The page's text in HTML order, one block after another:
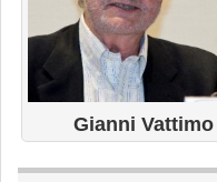
Gianni Vattimo